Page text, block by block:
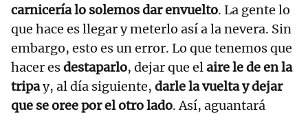
carnicería lo solemos dar envuelto. La gente lo
que hace es llegar y meterlo así a la nevera. Sin
embargo, esto es un error. Lo que tenemos que
hacer esdestaparlo, dejar que elaire le de en la
tripay, al día siguiente, darle la vuelta y dejar
que se oree por el otro lado. Así, aguantará